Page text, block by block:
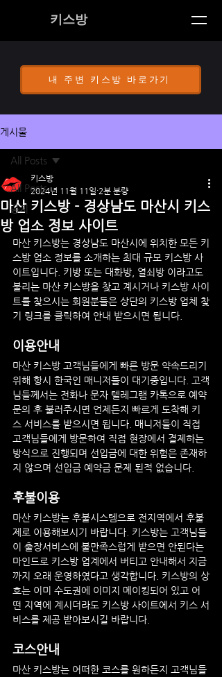
키스방
내 주변 키스방 바로가기
게시물
All Posts
공지
All Posts
마산 키스방 - 경상남도 마산시 키스
방 업소 정보 사이트
키스방
2024년 11월 11일 2분 분량
마산 키스방는 경상남도 마산시 에 위치한 모든 키
스방 업소 정보를 소개하는 최대 규모 키스방 사
이트입니다. 키방 또는 대화방, 열쇠방 이라고도
불리는 마산 키스방을 찾고 계시거나 키스방 사이
트를 찾으시는 회원분들은 상단의 키스방 업체 찾
기 링크를 클릭하여 안내 받으시면 됩니다.
이용안내
마산 키스방 고객님들에게 빠른 방문 약속드리기
위해 항시 한국인 매니저들이 대기중입니다. 고객
님들께서는 전화나 문자 텔레그램 카톡으로 예약
문의 후 불러주시면 언제든지 빠르게 도착해 키
스 서비스를 받으시면 됩니다. 매니저들이 직접
고객님들에게 방문하여 직접 현장에서 결제하는
방식으로 진행되며 선입금에 대한 위험은 존재하
지 않으며 선입금 예약금 문제 된적 없습니다.
후불이용
마산 키스방는 후불시스템으로 전지역에서 후불
제로 이용해보시기 바랍니다. 키스방는 고객님들
이 출장서비스에 불만족스럽게 받으면 안된다는
마인드로 키스방 업계에서 버티고 안내해서 지금
까지 오래 운영하였다고 생각합니다. 키스방의 상
호는 이미 수도권에 이미지 메이킹되어 있고 어
떤 지역에 계시더라도 키스방 사이트에서 키스 서
비스를 제공 받아보시길 바랍니다.
코스안내
마산 키스방는 어떠한 코스를 원하든지 고객님들